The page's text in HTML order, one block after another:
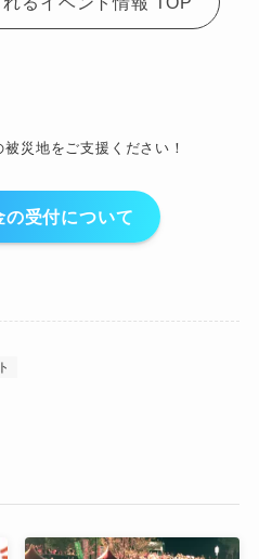
災地をご支援ください！
の受付について